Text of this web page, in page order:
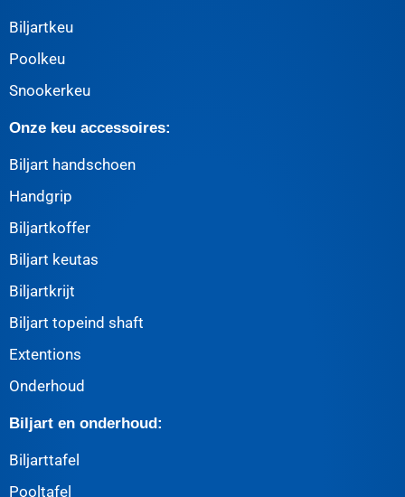
Biljartkeu
Poolkeu
Snookerkeu
Onze keu accessoires:
Biljart handschoen
Handgrip
Biljartkoffer
Biljart keutas
Biljartkrijt
Biljart topeind shaft
Extentions
Onderhoud
Biljart en onderhoud:
Biljarttafel
Pooltafel